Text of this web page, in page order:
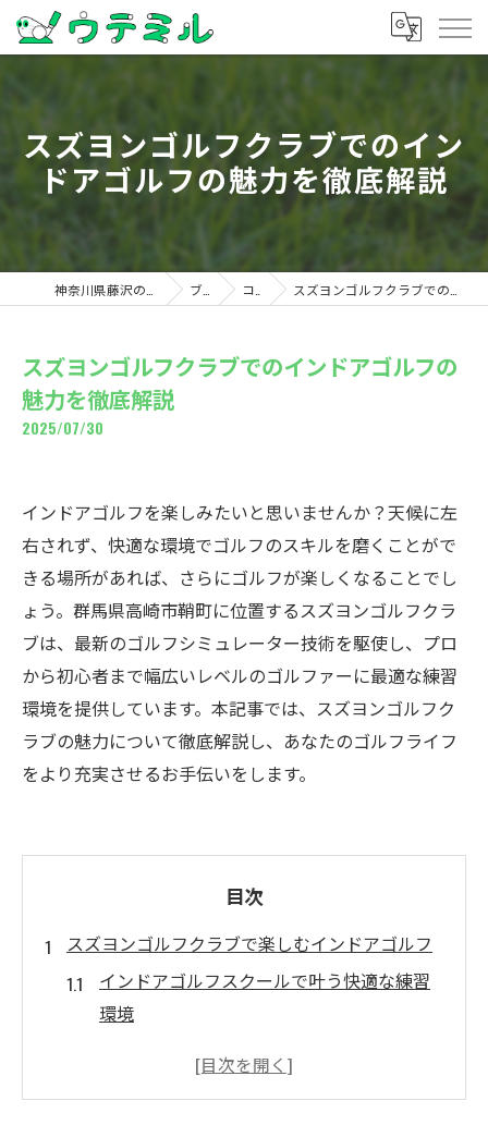
スズヨンゴルフクラブでのイン
ドアゴルフの魅力を徹底解説
ブログ コラム スズヨンゴルフクラブでのインドアゴルフの魅力を徹底解説
スズヨンゴルフクラブでのインドアゴルフの
魅力を徹底解説
2025/07/30
インドアゴルフを楽しみたいと思いませんか？天候に左
右されず、快適な環境でゴルフのスキルを磨くことがで
きる場所があれば、さらにゴルフが楽しくなることでし
ょう。群馬県高崎市鞘町に位置するスズヨンゴルフクラ
ブは、最新のゴルフシミュレーター技術を駆使し、プロ
から初心者まで幅広いレベルのゴルファーに最適な練習
環境を提供しています。本記事では、スズヨンゴルフク
ラブの魅力について徹底解説し、あなたのゴルフライフ
をより充実させるお手伝いをします。
目次
スズヨンゴルフクラブで楽しむインドアゴルフ
インドアゴルフスクールで叶う快適な練習
環境
高崎で選ばれるインドアゴルフの新体験と